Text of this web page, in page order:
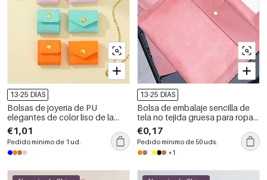
13-25 DÍAS
Bolsas de joyería de PU
elegantes de color liso de la
serie Simple
€1,01
Pedido mínimo de 1 ud.
13-25 DÍAS
Bolsa de embalaje sencilla de
tela no tejida gruesa para ropa y
accesorios.
€0,17
Pedido mínimo de 50 uds.
+1